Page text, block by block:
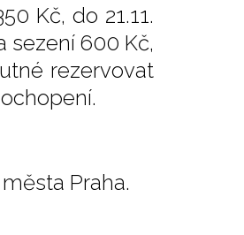
Kč, do 21.11.
sezení 600 Kč,
rezervovat
Praha.